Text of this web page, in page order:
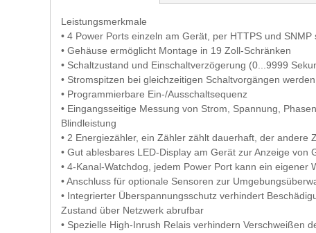
Leistungsmerkmale
• 4 Power Ports einzeln am Gerät, per HTTPS und SNMP
• Gehäuse ermöglicht Montage in 19 Zoll-Schränken
• Schaltzustand und Einschaltverzögerung (0...9999
• Stromspitzen bei gleichzeitigen Schaltvorgängen
• Programmierbare Ein-/Ausschaltsequenz
• Eingangsseitige Messung von Strom, Spannung,
Blindleistung
• 2 Energiezähler, ein Zähler zählt dauerhaft, der andere
• Gut ablesbares LED-Display am Gerät zur Anzeige
• 4-Kanal-Watchdog, jedem Power Port kann ein eigener
• Anschluss für optionale Sensoren zur
• Integrierter Überspannungsschutz verhindert
Zustand über Netzwerk abrufbar
• Spezielle High-Inrush Relais verhindern Verschweißen